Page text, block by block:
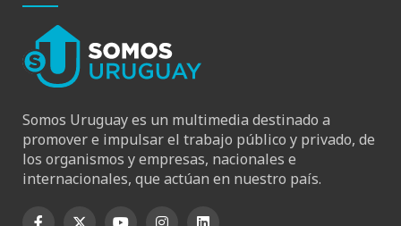
Somos Uruguay es un multimedia destinado a
promover e impulsar el trabajo público y privado, de
los organismos y empresas, nacionales e
internacionales, que actúan en nuestro país.